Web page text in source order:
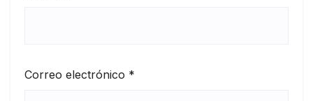
Correo electrónico *